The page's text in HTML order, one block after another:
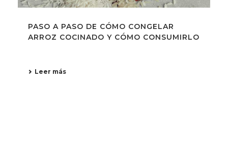
PASO A PASO DE CÓMO CONGELAR
ARROZ COCINADO Y CÓMO CONSUMIRLO
Leer más